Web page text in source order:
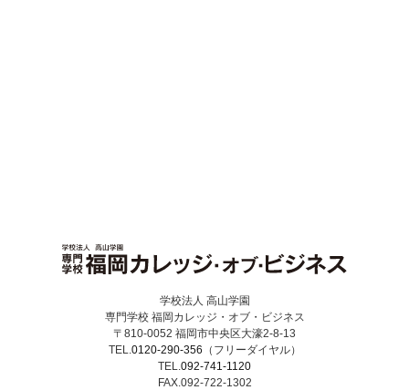
学校法人 高山学園
専門学校 福岡カレッジ・オブ・ビジネス
〒810-0052 福岡市中央区大濠2-8-13
TEL. 0120-290-356 （フリーダイヤル）
TEL. 092-741-1120
FAX.092-722-1302